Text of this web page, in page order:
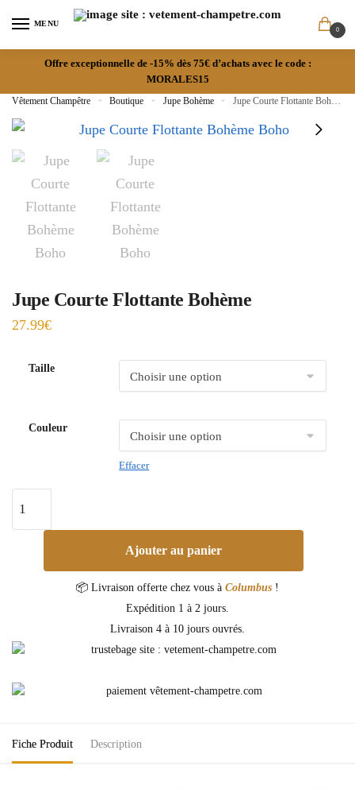
MENU
0
Offre exceptionnelle de -15% dès 75€ d’achats avec le code :
MORALES15
Vêtement Champêtre » Boutique » Jupe Bohème » Jupe Courte Flottante Bohème
Jupe Courte Flottante Bohème
27.99€
Taille
Couleur
Effacer
Ajouter au panier
📦 Livraison offerte chez vous à Columbus !
Expédition 1 à 2 jours.
Livraison 4 à 10 jours ouvrés.
Fiche Produit Description